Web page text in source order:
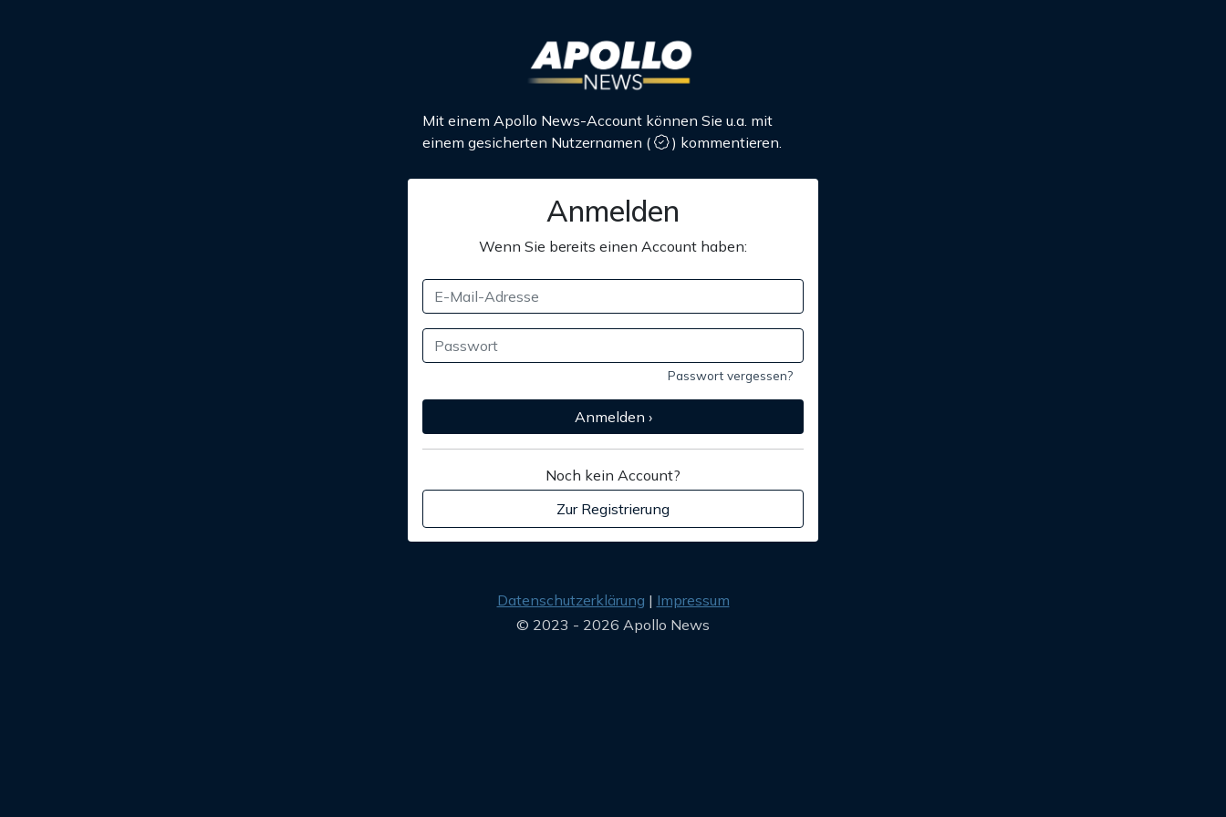
Mit einem Apollo News-Account können Sie u.a. mit
einem gesicherten Nutzernamen ( ) kommentieren.
Anmelden
Wenn Sie bereits einen Account haben:
Passwort vergessen?
Anmelden ›
Noch kein Account?
Zur Registrierung
Datenschutzerklärung
Impressum
© 2023 - 2026 Apollo News